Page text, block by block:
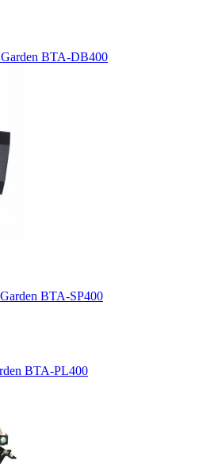
BTA-DB400
BTA-SP400
BTA-PL400